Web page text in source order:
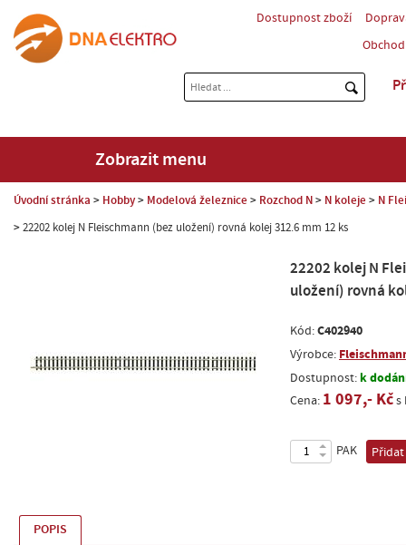
Dostupnost zboží
Zobrazit menu
Úvodní stránka Hobby Modelová železnice Rozchod N N koleje N
22202 kolej N Fleischmann (bez uložení) rovná kolej 312.6 mm 12 ks
22202 kolej N
uložení) rovná
Kód:C402940
Výrobce:
Dostupnost:k
Cena: 1 097,- Kčs
PAK
POPIS